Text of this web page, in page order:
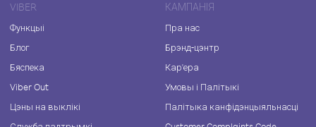
VIBER
Функцыі
Блог
Бяспека
Viber Out
Цэны на выклікі
КАМПАНІЯ
Пра нас
Брэнд-цэнтр
Кар'ера
Умовы і Палітыкі
Палітыка канфідэнцыяльнасці